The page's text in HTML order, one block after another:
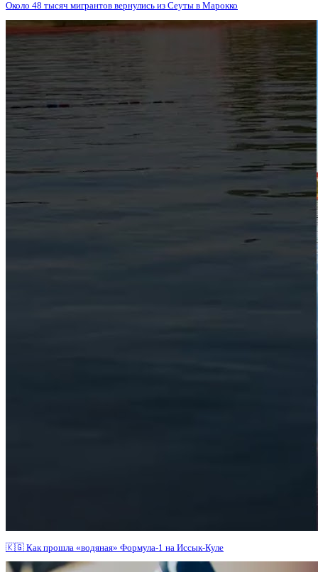
Около 48 тысяч мигрантов вернулись из Сеуты в Марокко
🇰🇬 Как прошла «водяная» Формула-1 на Иссык-Куле